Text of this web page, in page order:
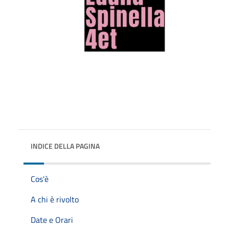
INDICE DELLA PAGINA
Cos'è
A chi è rivolto
Date e Orari